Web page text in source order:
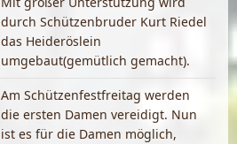
durch Schützenbruder Kurt Riedel
das Heideröslein
umgebaut(gemütlich gemacht).
Am Schützenfestfreitag werden
die ersten Damen vereidigt. Nun
ist es für die Damen möglich,